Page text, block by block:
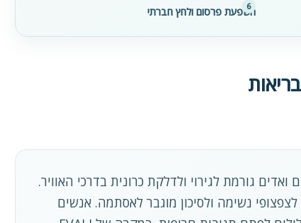
השפעת פרסום ולחץ חברתי
גורמת לגירוי ולדלקת כרונית בדרכי האוויר.
נשימה ולסיכון מוגבר לאסתמה. אנשים